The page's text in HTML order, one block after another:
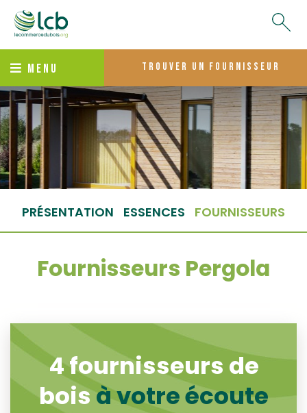
MENU trouver un fournisseur
PRÉSENTATION ESSENCES FOURNISSEURS
Fournisseurs Pergola
4fournisseurs de
boisà votre écoute